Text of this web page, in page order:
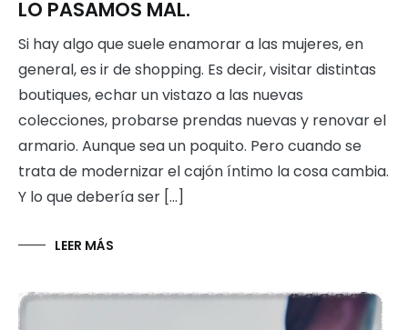
LO PASAMOS MAL.
Si hay algo que suele enamorar a las mujeres, en
general, es ir de shopping. Es decir, visitar distintas
boutiques, echar un vistazo a las nuevas
colecciones, probarse prendas nuevas y renovar el
armario. Aunque sea un poquito. Pero cuando se
trata de modernizar el cajón íntimo la cosa cambia.
Y lo que debería ser […]
LEER MÁS